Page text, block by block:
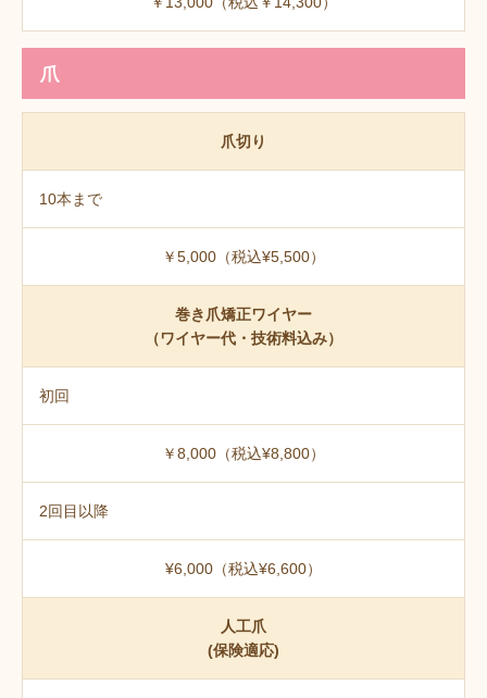
爪
爪切り
10本まで
￥5,000（税込¥5,500）
巻き爪矯正ワイヤー
（ワイヤー代・技術料込み）
初回
￥8,000（税込¥8,800）
2回目以降
¥6,000（税込¥6,600）
人工爪
(保険適応)